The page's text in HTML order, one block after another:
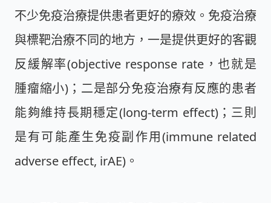
不少免疫治療提供患者更好的療效。免疫治療
與標靶治療不同的地方，一是提供更好的客觀
反緩解率(objective response rate，也就是
腫瘤縮小)；二是部分免疫治療有反應的患者
能夠維持長期穩定(long-term effect)；三則
是有可能產生免疫副作用(immune related
adverse effect, irAE)。